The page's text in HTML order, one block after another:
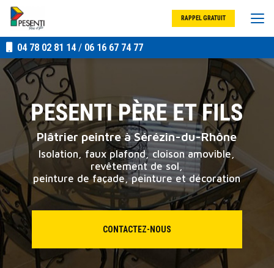
Aller
contenu
principal
04 78 02 81 14/ 06 16 67 74 77
RAPPEL GRATUIT
Plâtrier peintre à Sérézin-du-Rhône
Isolation, faux plafond, cloison amovible,
revêtement de sol,
peinture de façade, peinture et décoration
CONTACTEZ-NOUS